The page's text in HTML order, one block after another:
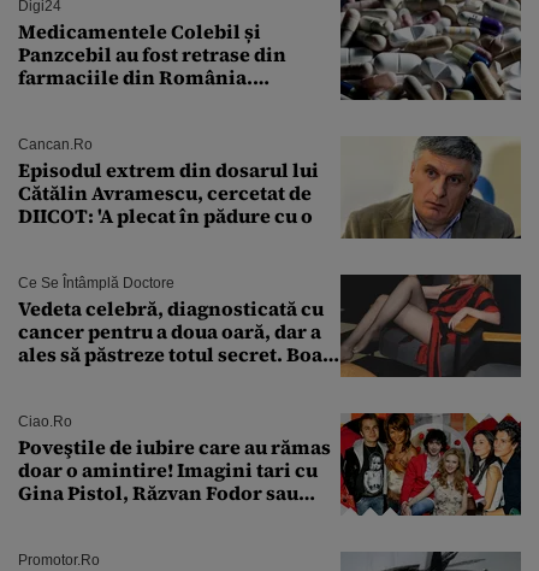
Digi24
Medicamentele Colebil și
Panzcebil au fost retrase din
farmaciile din România.
Cancan.ro
Episodul extrem din dosarul lui
Cătălin Avramescu, cercetat de
DIICOT: 'A plecat în pădure cu o
Ce Se Întâmplă Doctore
Vedeta celebră, diagnosticată cu
cancer pentru a doua oară, dar a
ales să păstreze totul secret. Boala
Ciao.ro
Poveştile de iubire care au rămas
doar o amintire! Imagini tari cu
Gina Pistol, Răzvan Fodor sau
Promotor.ro